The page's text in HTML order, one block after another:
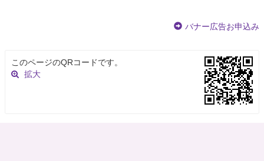
バナー広告お申込み
このページのQRコードです。
拡大